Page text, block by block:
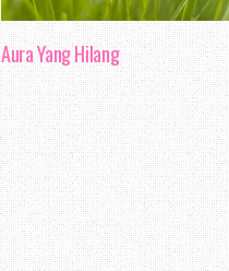
Aura Yang Hilang